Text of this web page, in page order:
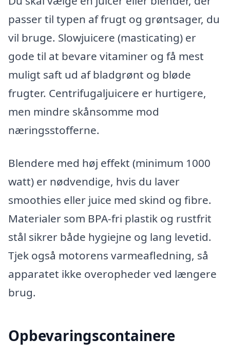
passer til typen af frugt og grøntsager, du
vil bruge. Slowjuicere (masticating) er
gode til at bevare vitaminer og få mest
muligt saft ud af bladgrønt og bløde
frugter. Centrifugaljuicere er hurtigere,
men mindre skånsomme mod
næringsstofferne.
Blendere med høj effekt (minimum 1000
watt) er nødvendige, hvis du laver
smoothies eller juice med skind og fibre.
Materialer som BPA-fri plastik og rustfrit
stål sikrer både hygiejne og lang levetid.
Tjek også motorens varmeafledning, så
apparatet ikke overopheder ved længere
brug.
Opbevaringscontainere